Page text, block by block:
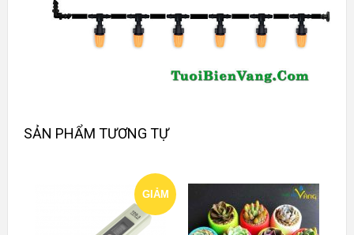
SẢN PHẨM TƯƠNG TỰ
GIẢM